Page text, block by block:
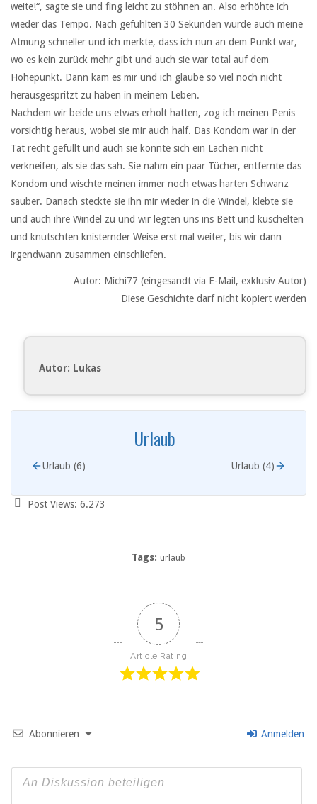
weite!“, sagte sie und fing leicht zu stöhnen an. Also erhöhte ich
wieder das Tempo. Nach gefühlten 30 Sekunden wurde auch meine
Atmung schneller und ich merkte, dass ich nun an dem Punkt war,
wo es kein zurück mehr gibt und auch sie war total auf dem
Höhepunkt. Dann kam es mir und ich glaube so viel noch nicht
herausgespritzt zu haben in meinem Leben.
Nachdem wir beide uns etwas erholt hatten, zog ich meinen Penis
vorsichtig heraus, wobei sie mir auch half. Das Kondom war in der
Tat recht gefüllt und auch sie konnte sich ein Lachen nicht
verkneifen, als sie das sah. Sie nahm ein paar Tücher, entfernte das
Kondom und wischte meinen immer noch etwas harten Schwanz
sauber. Danach steckte sie ihn mir wieder in die Windel, klebte sie
und auch ihre Windel zu und wir legten uns ins Bett und kuschelten
und knutschten knisternder Weise erst mal weiter, bis wir dann
irgendwann zusammen einschliefen.
Autor: Michi77 (eingesandt via E-Mail, exklusiv Autor)
Diese Geschichte darf nicht kopiert werden
Autor: Lukas
Urlaub
Urlaub (6) Urlaub (4)
Post Views: 6.273
Tags: urlaub
5
Article Rating
Abonnieren Anmelden